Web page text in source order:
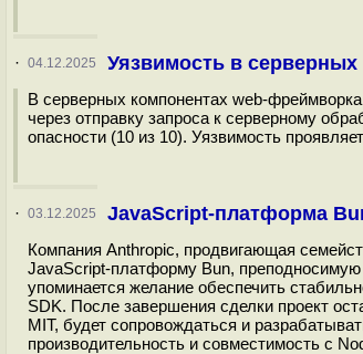
· 04.12.2025 Уязвимость в
В серверных компонентах web-
через отправку запроса к серверному
опасности (10 из 10). Уязвимость
· 03.12.2025 JavaScript-платформа
Компания Anthropic, продвигающая
JavaScript-платформу Bun,
упоминается желание обеспечить
SDK. После завершения сделки проект
MIT, будет сопровождаться и
производительность и совместимость с